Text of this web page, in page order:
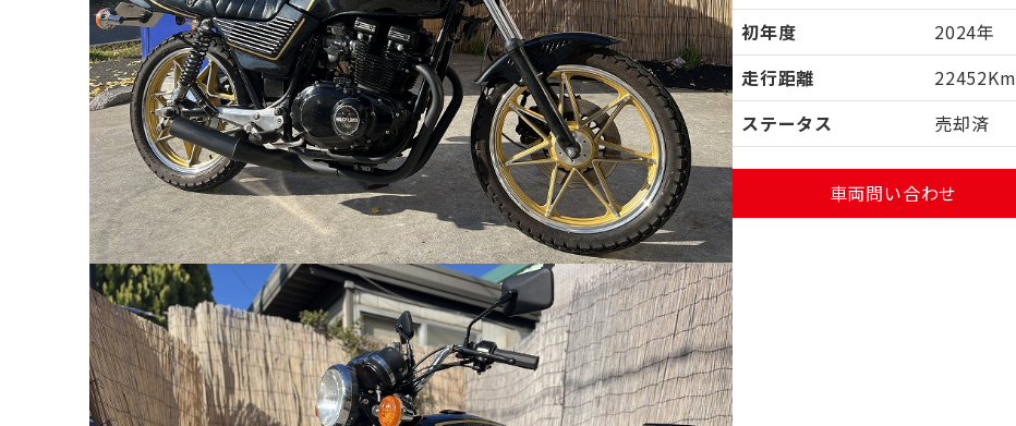
初年度
2024年
走行距離
22452Km
ステータス
売却済
車両問い合わせ